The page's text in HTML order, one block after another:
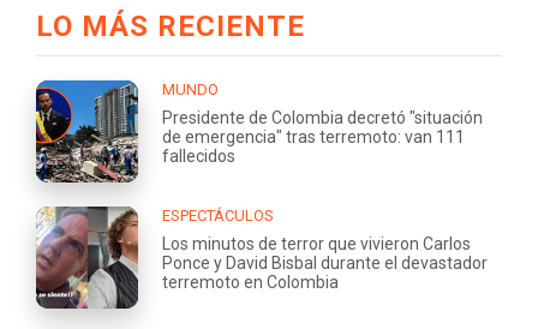
LO MÁS RECIENTE
MUNDO
Presidente de Colombia decretó "situación
de emergencia" tras terremoto: van 111
fallecidos
ESPECTÁCULOS
Los minutos de terror que vivieron Carlos
Ponce y David Bisbal durante el devastador
terremoto en Colombia